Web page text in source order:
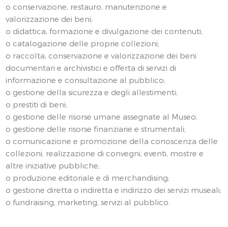
o conservazione, restauro, manutenzione e
valorizzazione dei beni;
o didattica, formazione e divulgazione dei contenuti;
o catalogazione delle proprie collezioni;
o raccolta, conservazione e valorizzazione dei beni
documentari e archivistici e offerta di servizi di
informazione e consultazione al pubblico;
o gestione della sicurezza e degli allestimenti;
o prestiti di beni;
o gestione delle risorse umane assegnate al Museo;
o gestione delle risorse finanziarie e strumentali;
o comunicazione e promozione della conoscenza delle
collezioni, realizzazione di convegni, eventi, mostre e
altre iniziative pubbliche;
o produzione editoriale e di merchandising;
o gestione diretta o indiretta e indirizzo dei servizi museali;
o fundraising, marketing, servizi al pubblico.